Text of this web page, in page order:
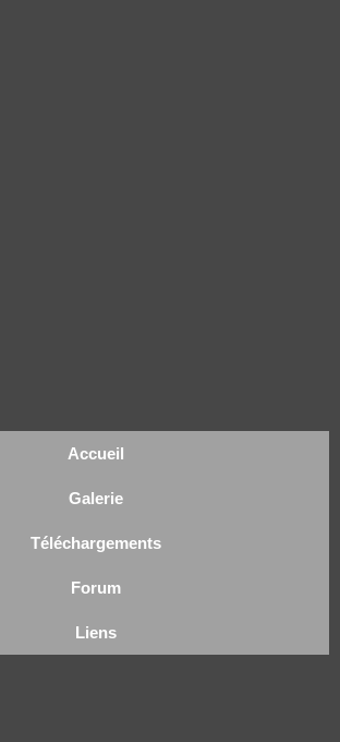
Accueil
Galerie
Téléchargements
Forum
Liens